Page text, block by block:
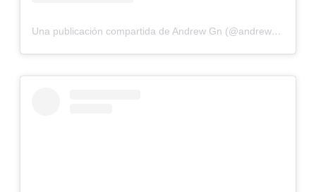
Una publicación compartida de Andrew Gn (@andrewgn)